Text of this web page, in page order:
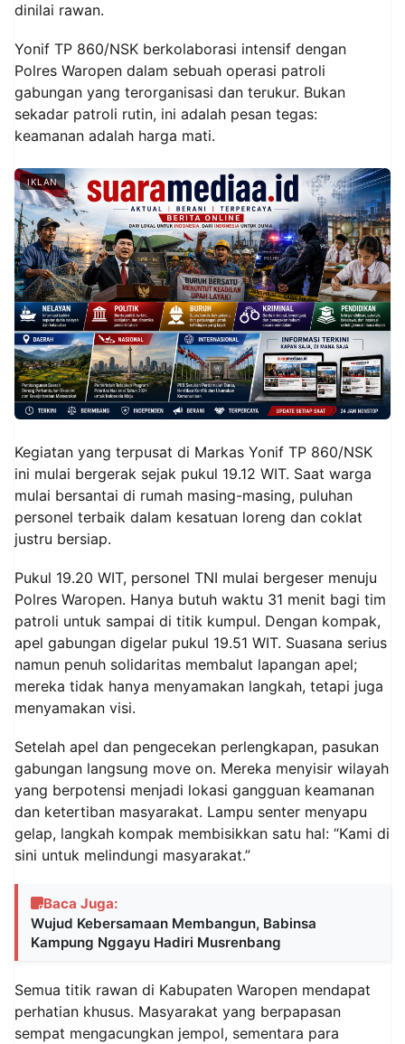
dinilai rawan.
Yonif TP 860/NSK berkolaborasi intensif dengan
Polres Waropen dalam sebuah operasi patroli
gabungan yang terorganisasi dan terukur. Bukan
sekadar patroli rutin, ini adalah pesan tegas:
keamanan adalah harga mati.
IKLAN
Kegiatan yang terpusat di Markas Yonif TP 860/NSK
ini mulai bergerak sejak pukul 19.12 WIT. Saat warga
mulai bersantai di rumah masing-masing, puluhan
personel terbaik dalam kesatuan loreng dan coklat
justru bersiap.
Pukul 19.20 WIT, personel TNI mulai bergeser menuju
Polres Waropen. Hanya butuh waktu 31 menit bagi tim
patroli untuk sampai di titik kumpul. Dengan kompak,
apel gabungan digelar pukul 19.51 WIT. Suasana serius
namun penuh solidaritas membalut lapangan apel;
mereka tidak hanya menyamakan langkah, tetapi juga
menyamakan visi.
Setelah apel dan pengecekan perlengkapan, pasukan
gabungan langsung move on. Mereka menyisir wilayah
yang berpotensi menjadi lokasi gangguan keamanan
dan ketertiban masyarakat. Lampu senter menyapu
gelap, langkah kompak membisikkan satu hal: “Kami di
sini untuk melindungi masyarakat.”
Baca Juga:
Wujud Kebersamaan Membangun, Babinsa
Kampung Nggayu Hadiri Musrenbang
Semua titik rawan di Kabupaten Waropen mendapat
perhatian khusus. Masyarakat yang berpapasan
sempat mengacungkan jempol, sementara para